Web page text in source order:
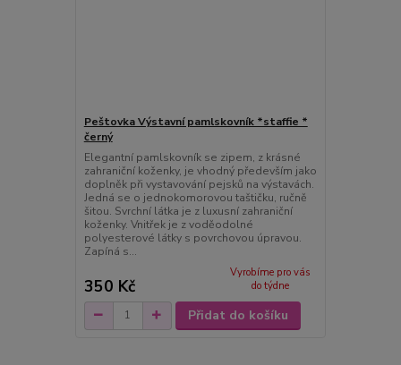
Peštovka Výstavní pamlskovník *staffie *
černý
Elegantní pamlskovník se zipem, z krásné
zahraniční koženky, je vhodný především jako
doplněk při vystavování pejsků na výstavách.
Jedná se o jednokomorovou taštičku, ručně
šitou. Svrchní látka je z luxusní zahraniční
koženky. Vnitřek je z voděodolné
polyesterové látky s povrchovou úpravou.
Zapíná s...
350 Kč
Vyrobíme pro vás
do týdne
Přidat do košíku